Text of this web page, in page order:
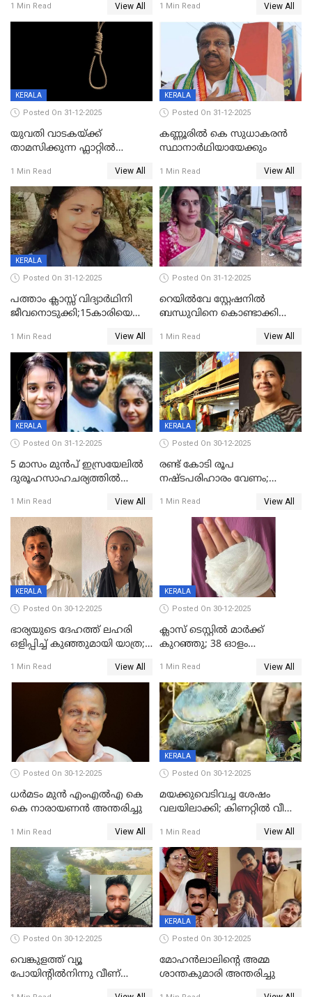
വധശ്രമക്കേസ് പ്രതി പിടിയിൽ
1 Min Read View All 1 Min Read View All
KERALA
Posted On 31-12-2025
യുവതി വാടകയ്ക്ക്
താമസിക്കുന്ന ഫ്ലാറ്റില്‍
സംഭവം കൈതപ്പൊയിലില്‍
1 Min Read View All
KERALA
Posted On 31-12-2025
കണ്ണൂരിൽ കെ സുധാകരൻ
സ്ഥാനാർഥിയായേക്കും
1 Min Read View All
KERALA
Posted On 31-12-2025
പത്താം ക്ലാസ്സ് വിദ്യാര്‍ഥിനി
ജീവനൊടുക്കി;15കാരിയെ
കിടപ്പുമുറിയില്‍ തൂങ്ങി മരിച്ച
നിലയിൽ
1 Min Read View All
Posted On 31-12-2025
റെയിൽവേ സ്റ്റേഷനിൽ
ബന്ധുവിനെ കൊണ്ടാക്കി
ലോറി സ്കൂട്ടറിൽ ഇടിച്ചു :
യുവതിക്ക് ദാരുണാന്ത്യം
1 Min Read View All
KERALA
Posted On 31-12-2025
5 മാസം മുൻപ് ഇസ്രയേലിൽ
ദുരൂഹസാഹചര്യത്തിൽ
മലയാളി യുവാവിന്റെ ഭാര്യയും
മരിച്ചു
1 Min Read View All
KERALA
Posted On 30-12-2025
രണ്ട് കോടി രൂപ
നഷ്ടപരിഹാരം വേണം;
നോട്ടീസയച്ച് ഉമാ തോമസ്
1 Min Read View All
KERALA
Posted On 30-12-2025
ഭാര്യയുടെ ദേഹത്ത് ലഹരി
ഒളിപ്പിച്ച് കുഞ്ഞുമായി യാത്ര;
പിടികൂടി പൊലീസ്
1 Min Read View All
KERALA
Posted On 30-12-2025
ക്ലാസ് ടെസ്റ്റിൽ മാർക്ക്
കുറഞ്ഞു; 38 ഓളം
സെന്ററിലെ അധ്യാപകന്‍
മർദിച്ചതായി പരാതി
1 Min Read View All
Posted On 30-12-2025
ധർമടം മുൻ എംഎല്‍എ കെ
കെ നാരായണന്‍ അന്തരിച്ചു
1 Min Read View All
KERALA
Posted On 30-12-2025
മയക്കുവെടിവച്ച ശേഷം
വലയിലാക്കി; കിണറ്റിൽ വീണ
1 Min Read View All
Posted On 30-12-2025
വെങ്കുളത്ത് വ്യൂ
പോയിന്റിൽനിന്നു വീണ്
KERALA
Posted On 30-12-2025
മോഹന്‍ലാലിന്‍റെ അമ്മ
ശാന്തകുമാരി അന്തരിച്ചു